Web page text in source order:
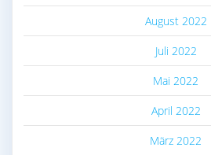
August 2022
Juli 2022
Mai 2022
April 2022
März 2022